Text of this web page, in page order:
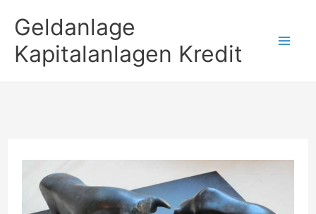
Inhalt
springen
Geldanlage
Kapitalanlagen Kredit